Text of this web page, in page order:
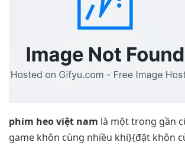
phim heo việt nam là một trong gần
game khôn cùng nhiều khi}{đặt khôn